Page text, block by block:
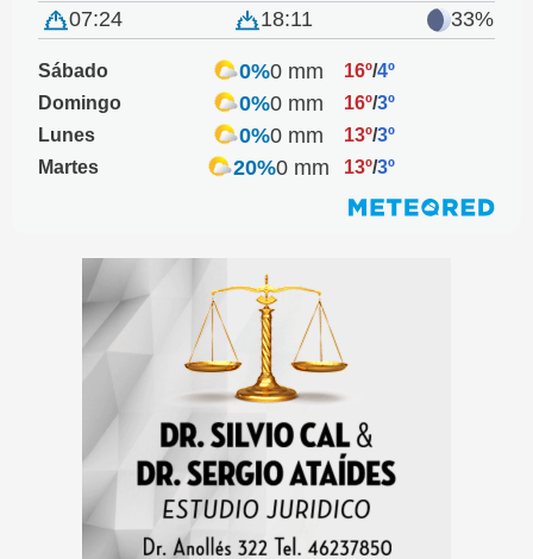
07:24 18:11 33%
Sábado 0%0 mm 16º/4º
Domingo
0%0 mm 16º/3º
Lunes
0%0 mm 13º/3º
Martes
20%0 mm 13º/3º